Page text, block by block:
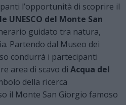
l’opportunità di scoprire il
UNESCO del Monte San
guidato tra natura,
Partendo dal Museo dei
condurrà i partecipanti
area di scavo di Acqua del
della ricerca
il Monte San Giorgio famoso